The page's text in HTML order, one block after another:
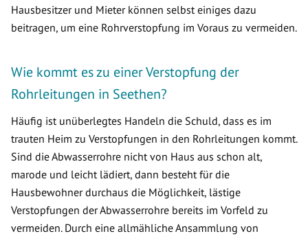
Hausbesitzer und Mieter können selbst einiges dazu
beitragen, um eine Rohrverstopfung im Voraus zu vermeiden.
Wie kommt es zu einer Verstopfung der
Rohrleitungen in Seethen?
Häufig ist unüberlegtes Handeln die Schuld, dass es im
trauten Heim zu Verstopfungen in den Rohrleitungen kommt.
Sind die Abwasserrohre nicht von Haus aus schon alt,
marode und leicht lädiert, dann besteht für die
Hausbewohner durchaus die Möglichkeit, lästige
Verstopfungen der Abwasserrohre bereits im Vorfeld zu
vermeiden. Durch eine allmähliche Ansammlung von